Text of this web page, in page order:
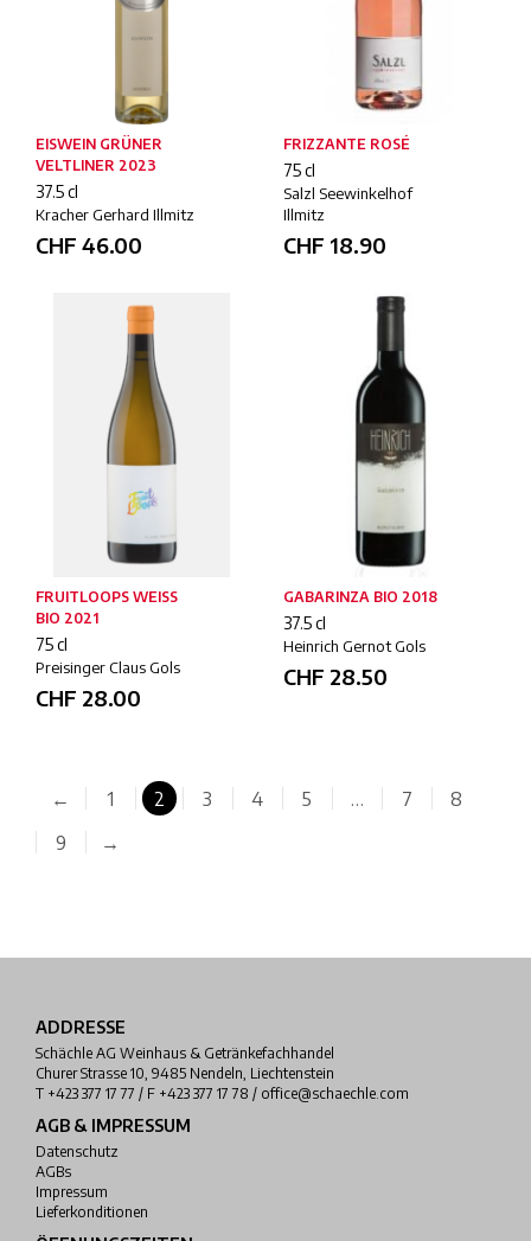
EISWEIN GRÜNER
VELTLINER 2023
37.5 cl
Kracher Gerhard Illmitz
CHF 46.00
FRIZZANTE ROSÉ
75 cl
Salzl Seewinkelhof
Illmitz
CHF 18.90
FRUITLOOPS WEISS
BIO 2021
75 cl
Preisinger Claus Gols
CHF 28.00
GABARINZA BIO 2018
37.5 cl
Heinrich Gernot Gols
CHF 28.50
← 1 2 3 4 5 … 7
8
9
→
ADDRESSE
Schächle AG Weinhaus & Getränkefachhandel
Churer Strasse 10, 9485 Nendeln, Liechtenstein
T +423 377 17 77 / F +423 377 17 78 / office@schaechle.com
AGB & IMPRESSUM
Datenschutz
AGBs
Impressum
Lieferkonditionen